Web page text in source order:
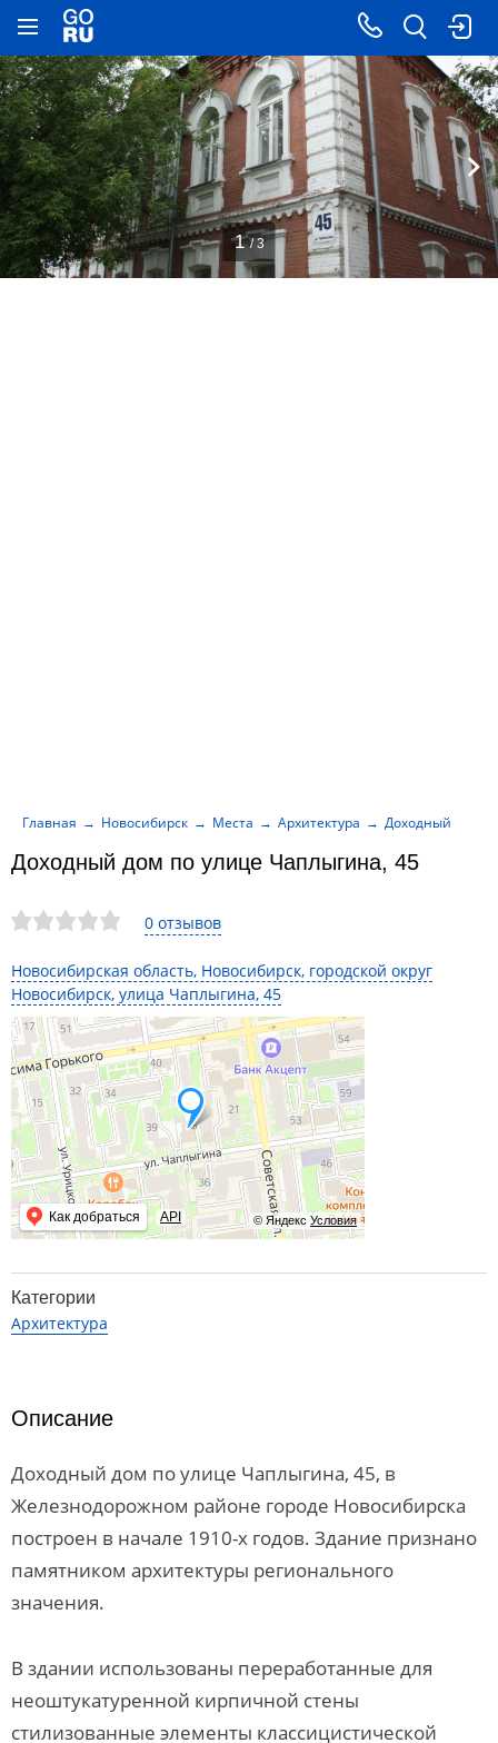
0 отзывов
Новосибирская область, Новосибирск, городской округ
Новосибирск, улица Чаплыгина, 45
© Яндекс Условия
Как добраться API
Доходный дом по улице Чаплыгина, 45
Главная Новосибирск Места Архитектура Доходный дом
1 / 3
Категории
Архитектура
Описание
Доходный дом по улице Чаплыгина, 45, в
Железнодорожном районе городе Новосибирска
построен в начале 1910-х годов. Здание признано
памятником архитектуры регионального
значения.
В здании использованы переработанные для
неоштукатуренной кирпичной стены
стилизованные элементы классицистической